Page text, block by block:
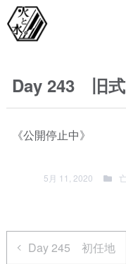
Day 243 旧
《公開停止中》
5月 11, 2020
Day 245 初任地